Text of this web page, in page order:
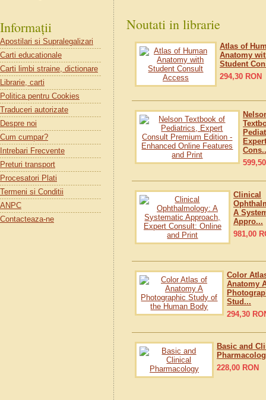
Noutati in librarie
Atlas of
Anatomy
Student
294,30 RON
Expert
599,50
Clinical
A
Appro...
981,00
Color
Anatomy
Stud...
294,30
Basic and
228,00 RON
Informații
Apostilari si Supralegalizari
Carti educationale
Carti limbi straine, dictionare
Librarie, carti
Politica pentru Cookies
Traduceri autorizate
Despre noi
Cum cumpar?
Intrebari Frecvente
Preturi transport
Procesatori Plati
Termeni si Conditii
ANPC
Contacteaza-ne